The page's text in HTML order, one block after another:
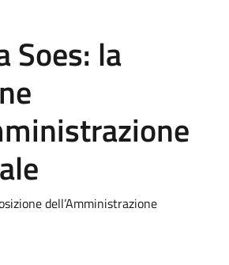
Soes: la
dell’Amministrazione